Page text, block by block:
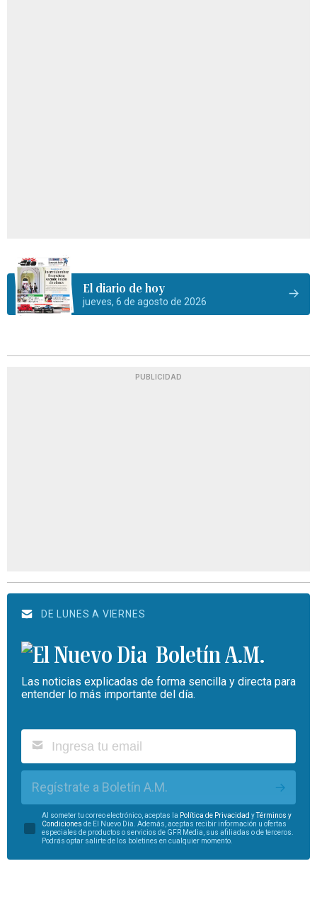
El diario de hoy
jueves, 6 de agosto de 2026
PUBLICIDAD
DE LUNES A VIERNES
Boletín A.M.
Las noticias explicadas de forma sencilla y directa para
entender lo más importante del día.
Regístrate a Boletín A.M.
Al someter tu correo electrónico, aceptas la Política de Privacidad yTérminos y
Condiciones de El Nuevo Día. Además, aceptas recibir información u ofertas
especiales de productos o servicios de GFR Media, sus afiliadas o de terceros.
Podrás optar salirte de los boletines en cualquier momento.